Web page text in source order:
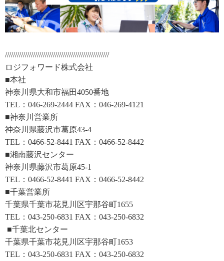
////////////////////////////////////////////////////
ロジフォワード株式会社
■本社
神奈川県大和市福田4050番地
TEL：046-269-2444 FAX：046-269-4121
■神奈川営業所
神奈川県藤沢市葛原43-4
TEL：0466-52-8441 FAX：0466-52-8442
■湘南藤沢センター
神奈川県藤沢市葛原45-1
TEL：0466-52-8441 FAX：0466-52-8442
■千葉営業所
千葉県千葉市花見川区宇那谷町1655
TEL：043-250-6831 FAX：043-250-6832
■千葉北センター
千葉県千葉市花見川区宇那谷町1653
TEL：043-250-6831 FAX：043-250-6832